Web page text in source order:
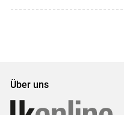
Über uns